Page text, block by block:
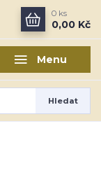
Menu
Hledat
0 ks
0,00 Kč